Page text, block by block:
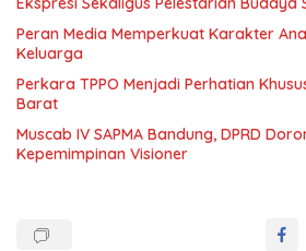
Peran Media Memperkuat Karakter
Keluarga
Perkara TPPO Menjadi Perhatian
Barat
Muscab IV SAPMA Bandung, DPRD
Kepemimpinan Visioner